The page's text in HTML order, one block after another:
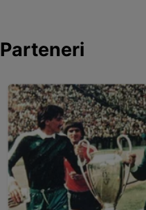
Parteneri